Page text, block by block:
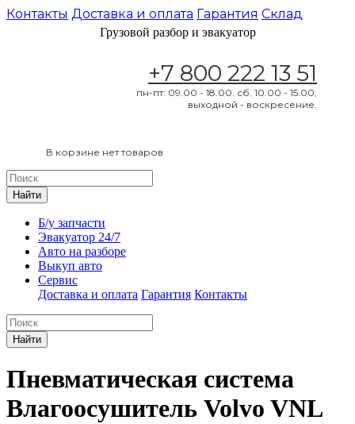
Контакты Доставка и оплата Гарантия Склад
Грузовой разбор и эвакуатор
+7 800 222 13 51
пн-пт: 09.00 - 18.00. сб. 10.00 - 15.00,
выходной - воскресение.
В корзине нет товаров
Найти
Б/у запчасти
Эвакуатор 24/7
Авто на разборе
Выкуп авто
Сервис
Доставка и оплата Гарантия Контакты
Найти
Пневматическая система
Влагоосушитель Volvo VNL